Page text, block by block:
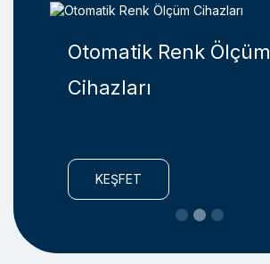
Otomatik Renk Ölçüm
Cihazları
KEŞFET
Slide 2 of 3.